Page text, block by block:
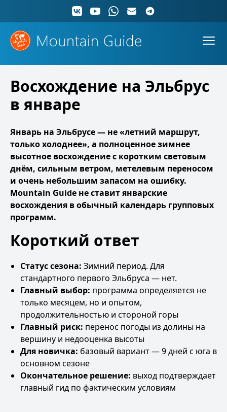
Восхождение на Эльбрус
в январе
Январь на Эльбрусе — не «летний маршрут,
только холоднее», а полноценное зимнее
высотное восхождение с коротким световым
днём, сильным ветром, метелевым переносом
и очень небольшим запасом на ошибку.
Mountain Guide не ставит январские
восхождения в обычный календарь групповых
программ.
Короткий ответ
Статус сезона: Зимний период. Для
стандартного первого Эльбруса — нет.
Главный выбор: программа определяется не
только месяцем, но и опытом,
продолжительностью и стороной горы
Главный риск: перенос погоды из долины на
вершину и недооценка высоты
Для новичка: базовый вариант — 9 дней с юга в
основном сезоне
Окончательное решение: выход подтверждает
главный гид по фактическим условиям